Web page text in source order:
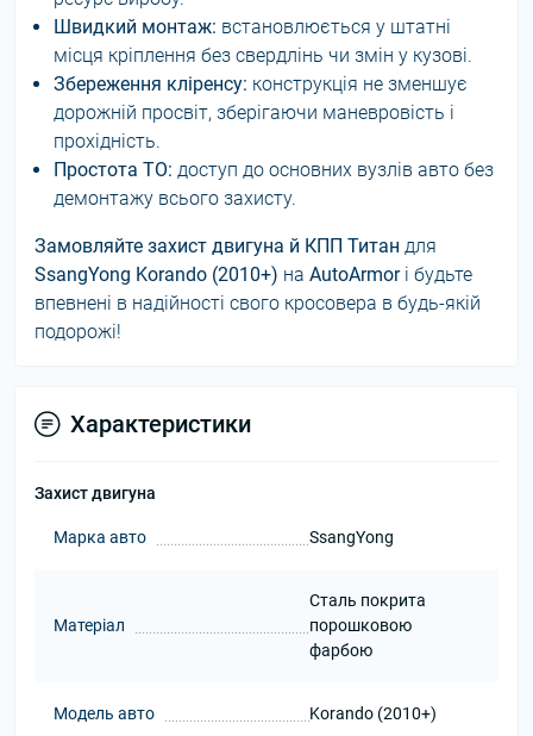
Швидкий монтаж: встановлюється у штатні
місця кріплення без свердлінь чи змін у кузові.
Збереження кліренсу: конструкція не зменшує
дорожній просвіт, зберігаючи маневровість і
прохідність.
Простота ТО: доступ до основних вузлів авто без
демонтажу всього захисту.
Замовляйте захист двигуна й КПП Титан для
SsangYong Korando (2010+) на AutoArmorі будьте
впевнені в надійності свого кросовера в будь-якій
подорожі!
Характеристики
Захист двигуна
Марка авто SsangYong
Матеріал
Сталь покрита
порошковою
фарбою
Модель авто Korando (2010+)